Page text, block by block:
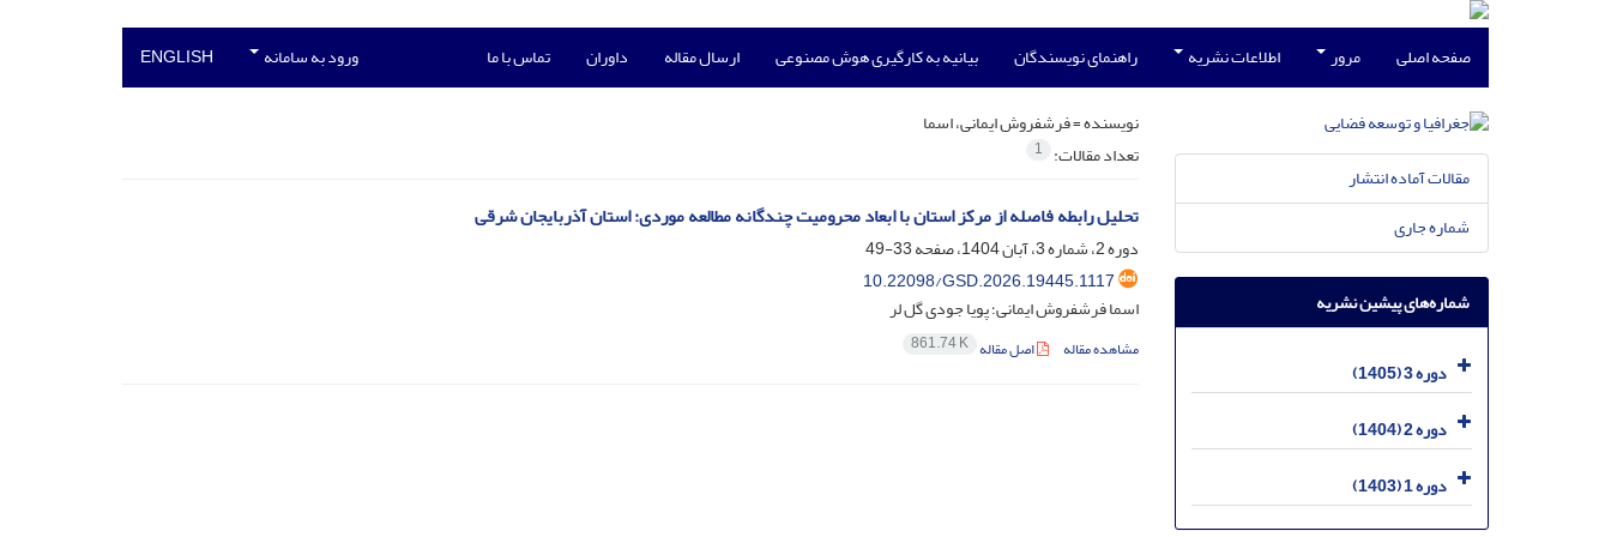
صفحه اصلی مرور اطلاعات نشریه راهنمای نویسندگان بیانیه به کارگیری هوش مصنوعی ارسال مقاله داوران تماس با ما ورود به سامانه ENGLISH
نویسنده =فرشفروش ایمانی، اسما
تعداد مقالات: 1
تحلیل رابطه فاصله از مرکز استان با ابعاد محرومیت چندگانه مطالعه موردی: استان آذربایجان شرقی
دوره 2، شماره 3، آبان 1404، صفحه
33-49
10.22098/GSD.2026.19445.1117
اسما فرشفروش ایمانی؛ پویا جودی گل لر
مشاهده مقاله اصل مقاله 861.74 K
مقالات آماده انتشار
شماره جاری
شماره‌های پیشین نشریه
دوره 3 (1405)
دوره 2 (1404)
دوره 1 (1403)